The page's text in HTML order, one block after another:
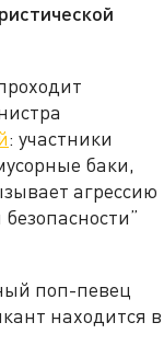
: участники
баки,
агрессию
поп-певец
находится в